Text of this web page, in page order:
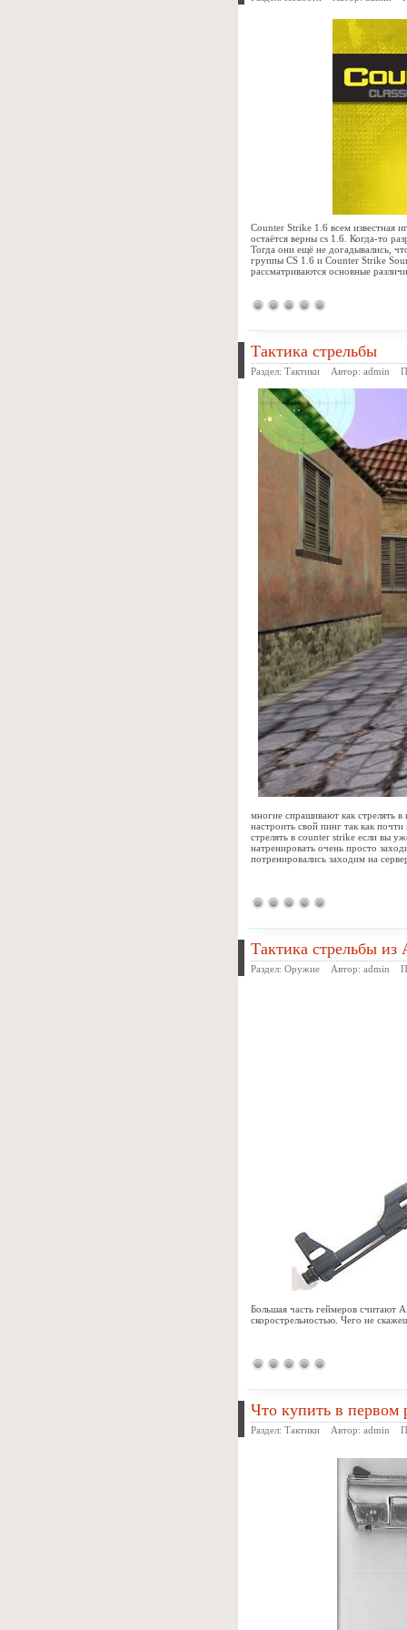
Counter Strike 1.6 всем известная
остаётся верны cs 1.6. Когда-то
Тогда они ещё не догадывались,
группы CS 1.6 и Counter Strike
рассматриваются основные
Тактика стрельбы
Раздел: Тактики Автор: admin
многие спрашивают как стрелять
настроить свой пинг так как
стрелять в counter strike если вы
натренировать очень просто
потренировались заходим на
Тактика стрельбы
Раздел: Оружие Автор: admin
Большая часть геймеров считают
скорострельностью. Чего не
Что купить в первом
Раздел: Тактики Автор: admin